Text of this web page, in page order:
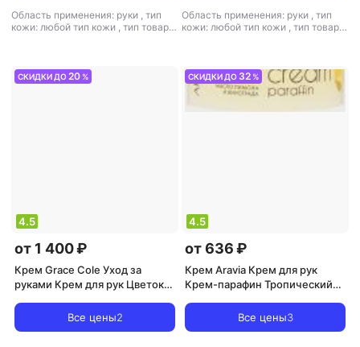
Область применения: руки , тип
кожи: любой тип кожи , тип товара:
Область применения: руки , тип
кожи: любой тип кожи , тип товара:
СКИДКИ ДО20 %
4.5
от 1 400 ₽
Крем Grace Cole Уход за
руками Крем для рук Цветок
Nectarine Blossom & Grapefruit
30
Все цены2
СКИДКИ ДО 32 %
4.5
от 636 ₽
Крем Aravia Крем для рук
Крем-парафин Тропический
маслом виноградных
косточек
Все цены3